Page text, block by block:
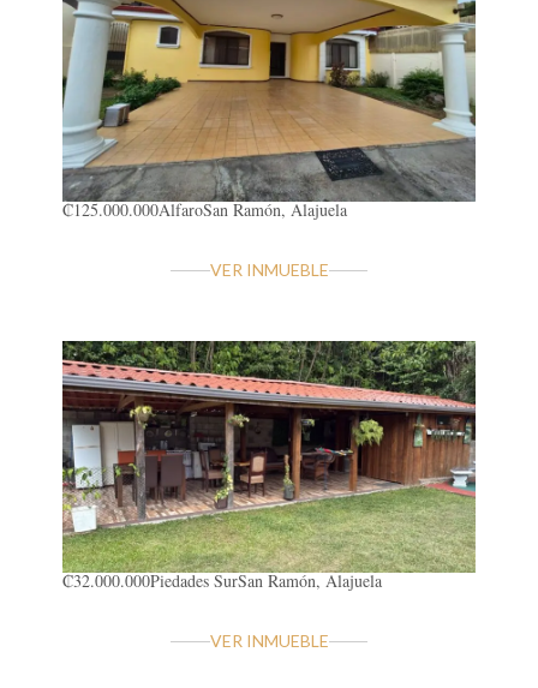
₡125.000.000AlfaroSan Ramón, Alajuela
VER INMUEBLE
₡32.000.000Piedades SurSan Ramón, Alajuela
VER INMUEBLE